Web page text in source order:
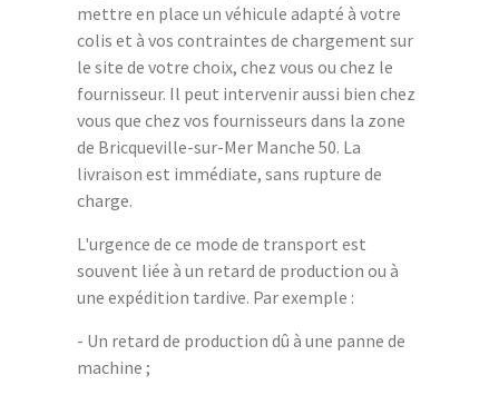
mettre en place un véhicule adapté à votre
colis et à vos contraintes de chargement sur
le site de votre choix, chez vous ou chez le
fournisseur. Il peut intervenir aussi bien chez
vous que chez vos fournisseurs dans la zone
de Bricqueville-sur-Mer Manche 50. La
livraison est immédiate, sans rupture de
charge.
L'urgence de ce mode de transport est
souvent liée à un retard de production ou à
une expédition tardive. Par exemple :
- Un retard de production dû à une panne de
machine ;